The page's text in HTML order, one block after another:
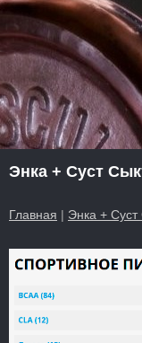
Энка + Суст
Главная | Энка +